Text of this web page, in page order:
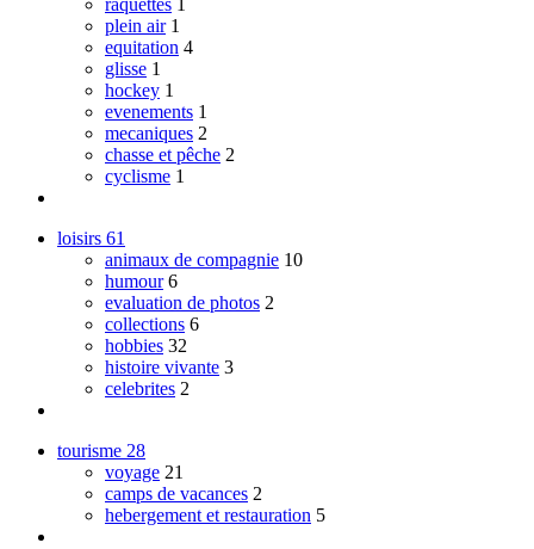
plein air 1
equitation 4
glisse 1
hockey 1
evenements 1
mecaniques 2
chasse et pêche 2
cyclisme 1
loisirs 61
animaux de compagnie 10
humour 6
evaluation de photos 2
collections 6
hobbies 32
histoire vivante 3
celebrites 2
tourisme 28
voyage 21
camps de vacances 2
hebergement et restauration 5